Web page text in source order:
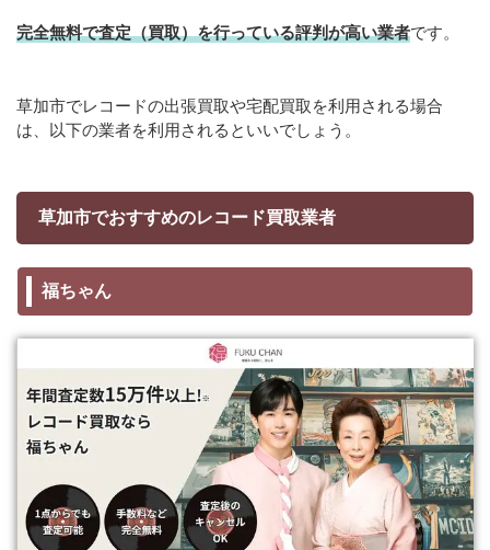
完全無料で査定（買取）を行っている評判が高い業者です。
草加市でレコードの出張買取や宅配買取を利用される場合
は、以下の業者を利用されるといいでしょう。
草加市でおすすめのレコード買取業者
福ちゃん